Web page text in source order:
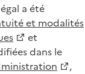
a été
et modalités
et
dans le
,